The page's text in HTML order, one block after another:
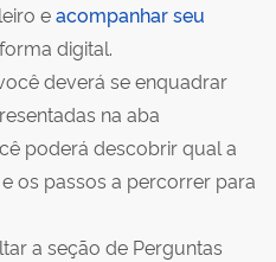
eacompanhar seu
digital.
deverá se enquadrar
na aba
poderá descobrir qual a
os passos a percorrer para
a seção de Perguntas